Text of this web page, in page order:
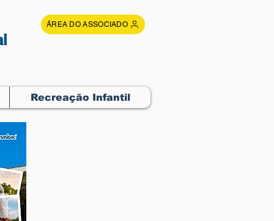
ÁREA DO ASSOCIADO
Recreação Infantil